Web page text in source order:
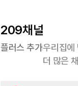
209채널
플러스 추가우리집에
더 많은